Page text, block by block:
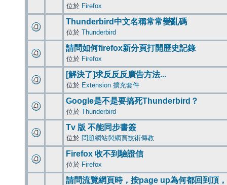
位於 Firefox
Thunderbird中文名稱常常變亂碼
位於 Thunderbird
請問如何firefox新分頁打開歷史記錄
位於 Firefox
[解決了]求反反反廣告方法...
位於 Extension 擴充套件
Google是不是要搞死Thunderbird？
位於 Thunderbird
Tv 版 不能同步書簽
位於 問題網站與網頁技術傳教
Firefox 收不到驗證信
位於 Firefox
請問流覽網頁時，按page up為何都回到頂，